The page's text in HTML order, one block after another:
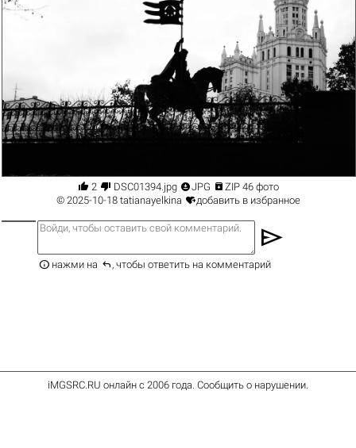
 2  DSC01394.jpg JPG  ZIP 46 фото
© 2025-10-18 tatianayelkina добавить в избранное
send
 нажми на  , чтобы ответить на комментарий
iMGSRC.RU онлайн с 2006 года Сообщить о нарушении